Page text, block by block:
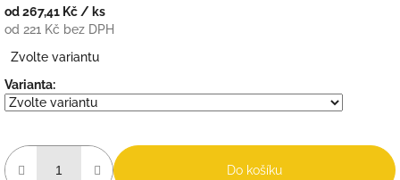
od267,41 Kč / ks
od 221 Kč bez DPH
cena:
Zvolte variantu
Varianta:
Do košíku